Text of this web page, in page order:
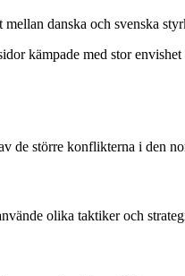
danska och svenska
kämpade med stor
de större konflikterna i
olika taktiker och